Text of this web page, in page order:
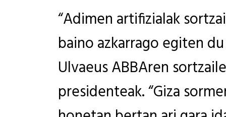
“Adimen artifizialak
baino azkarrago egiten
Ulvaeus ABBAren
presidenteak. “Giza